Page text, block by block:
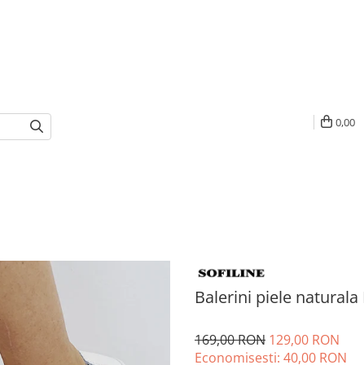
0,00
Balerini piele
169,00 RON 129,00 RON
Economisesti: 40,00 RON